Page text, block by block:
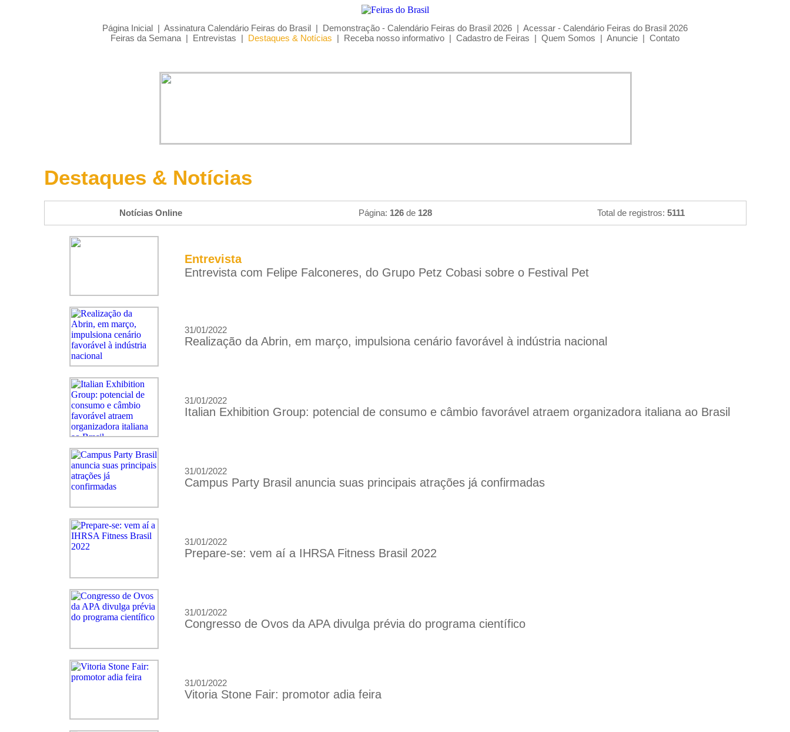
Página Inicial | Assinatura Calendário Feiras do Brasil | Demonstração - Calendário Feiras do Brasil 2026 | Acessar - Calendário Feiras do Brasil 2026
Feiras da Semana | Entrevistas | Destaques & Notícias | Receba nosso informativo | Cadastro de Feiras | Quem Somos | Anuncie | Contato
Destaques & Notícias
Notícias Online Página: 126 de 128 Total de registros: 5111
Entrevista
Entrevista com Felipe Falconeres, do Grupo Petz Cobasi sobre o Festival Pet
31/01/2022
Realização da Abrin, em março, impulsiona cenário favorável à indústria nacional
31/01/2022
Italian Exhibition Group: potencial de consumo e câmbio favorável atraem organizadora italiana ao Brasil
31/01/2022
Campus Party Brasil anuncia suas principais atrações já confirmadas
31/01/2022
Prepare-se: vem aí a IHRSA Fitness Brasil 2022
31/01/2022
Congresso de Ovos da APA divulga prévia do programa científico
31/01/2022
Vitoria Stone Fair: promotor adia feira